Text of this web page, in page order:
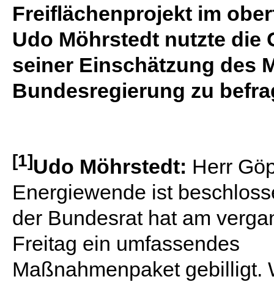
Freiflächenprojekt im
Udo Möhrstedt nutzte die
seiner Einschätzung des
Bundesregierung zu
[1]Udo Möhrstedt: Herr
Energiewende ist
der Bundesrat hat am
Freitag ein umfassendes
Maßnahmenpaket gebilligt.